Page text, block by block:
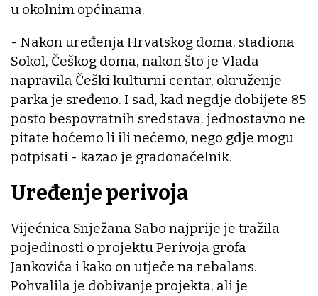
u okolnim općinama.
- Nakon uređenja Hrvatskog doma, stadiona
Sokol, Češkog doma, nakon što je Vlada
napravila Češki kulturni centar, okruženje
parka je sređeno. I sad, kad negdje dobijete 85
posto bespovratnih sredstava, jednostavno ne
pitate hoćemo li ili nećemo, nego gdje mogu
potpisati - kazao je gradonačelnik.
Uređenje perivoja
Vijećnica Snježana Sabo najprije je tražila
pojedinosti o projektu Perivoja grofa
Jankovića i kako on utječe na rebalans.
Pohvalila je dobivanje projekta, ali je